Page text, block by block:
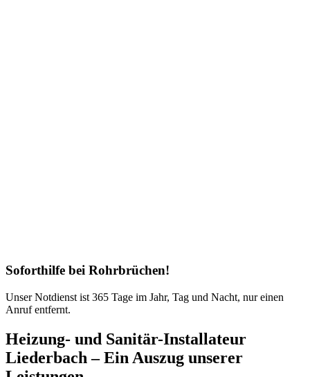
Soforthilfe bei Rohrbrüchen!
Unser Notdienst ist 365 Tage im Jahr, Tag und Nacht, nur einen
Anruf entfernt.
Heizung- und Sanitär-Installateur
Liederbach – Ein Auszug unserer